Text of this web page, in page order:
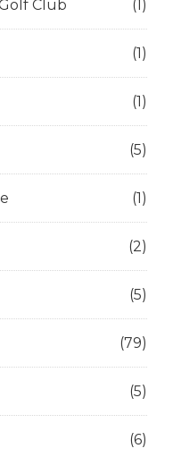
Club (1)
(1)
(1)
(5)
(1)
(2)
(5)
(79)
(5)
(6)